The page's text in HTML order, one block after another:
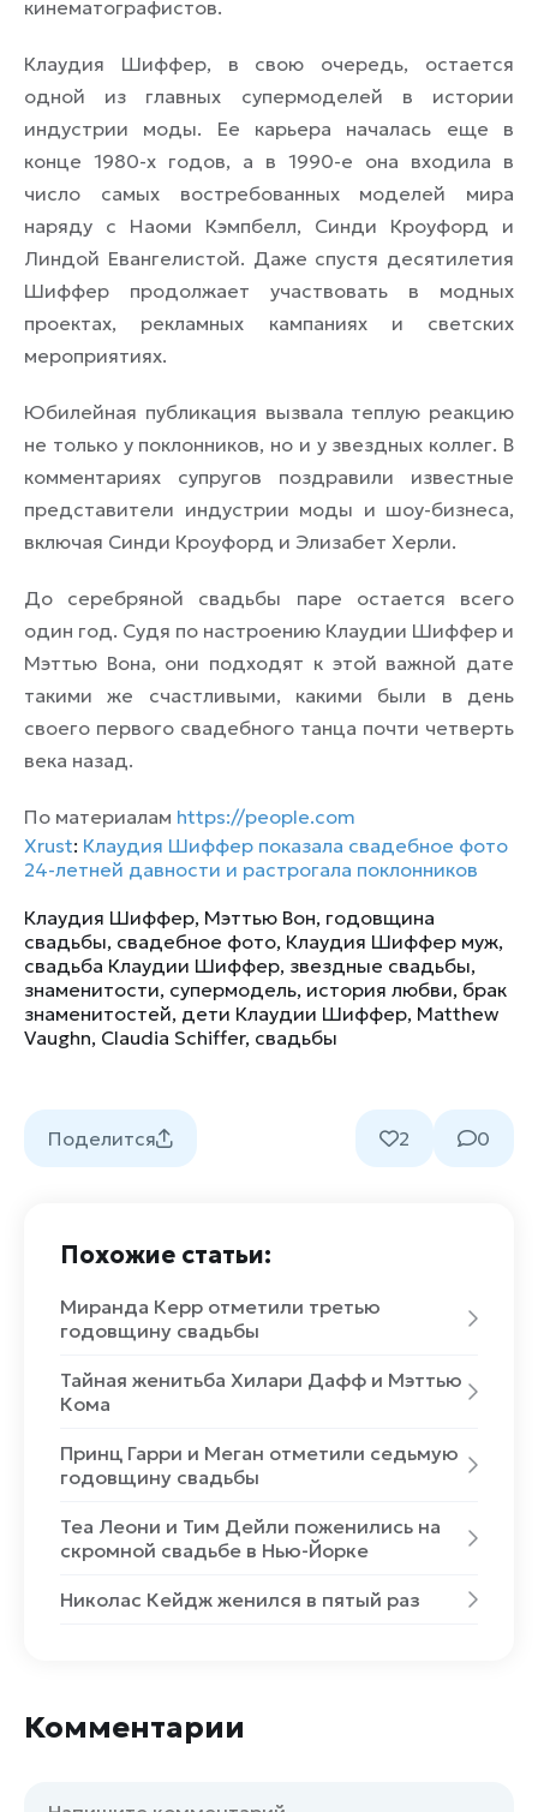
кинематографистов.
Клаудия Шиффер, в свою очередь, остается
одной из главных супермоделей в истории
индустрии моды. Ее карьера началась еще в
конце 1980-х годов, а в 1990-е она входила в
число самых востребованных моделей мира
наряду с Наоми Кэмпбелл, Синди Кроуфорд и
Линдой Евангелистой. Даже спустя десятилетия
Шиффер продолжает участвовать в модных
проектах, рекламных кампаниях и светских
мероприятиях.
Юбилейная публикация вызвала теплую реакцию
не только у поклонников, но и у звездных коллег. В
комментариях супругов поздравили известные
представители индустрии моды и шоу-бизнеса,
включая Синди Кроуфорд и Элизабет Херли.
До серебряной свадьбы паре остается всего
один год. Судя по настроению Клаудии Шиффер и
Мэттью Вона, они подходят к этой важной дате
такими же счастливыми, какими были в день
своего первого свадебного танца почти четверть
века назад.
По материалам https://people.com
Xrust: Клаудия Шиффер показала свадебное фото
24-летней давности и растрогала поклонников
Клаудия Шиффер, Мэттью Вон, годовщина
свадьбы, свадебное фото, Клаудия Шиффер муж,
свадьба Клаудии Шиффер, звездные свадьбы,
знаменитости, супермодель, история любви, брак
знаменитостей, дети Клаудии Шиффер, Matthew
Vaughn, Claudia Schiffer, свадьбы
Поделится 2 0
Похожие статьи:
Миранда Керр отметили третью
годовщину свадьбы
Тайная женитьба Хилари Дафф и Мэттью
Кома
Принц Гарри и Меган отметили седьмую
годовщину свадьбы
Теа Леони и Тим Дейли поженились на
скромной свадьбе в Нью-Йорке
Николас Кейдж женился в пятый раз
Комментарии